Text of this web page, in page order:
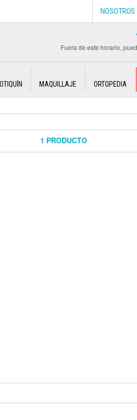
NOSOTROS
Fuera de este horario,
MAQUILLAJE ORTOPEDIA
1 PRODUCTO